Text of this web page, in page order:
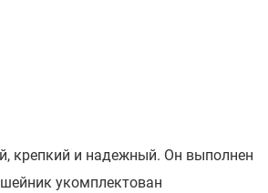
крепкий и надежный. Он выполнен
укомплектован